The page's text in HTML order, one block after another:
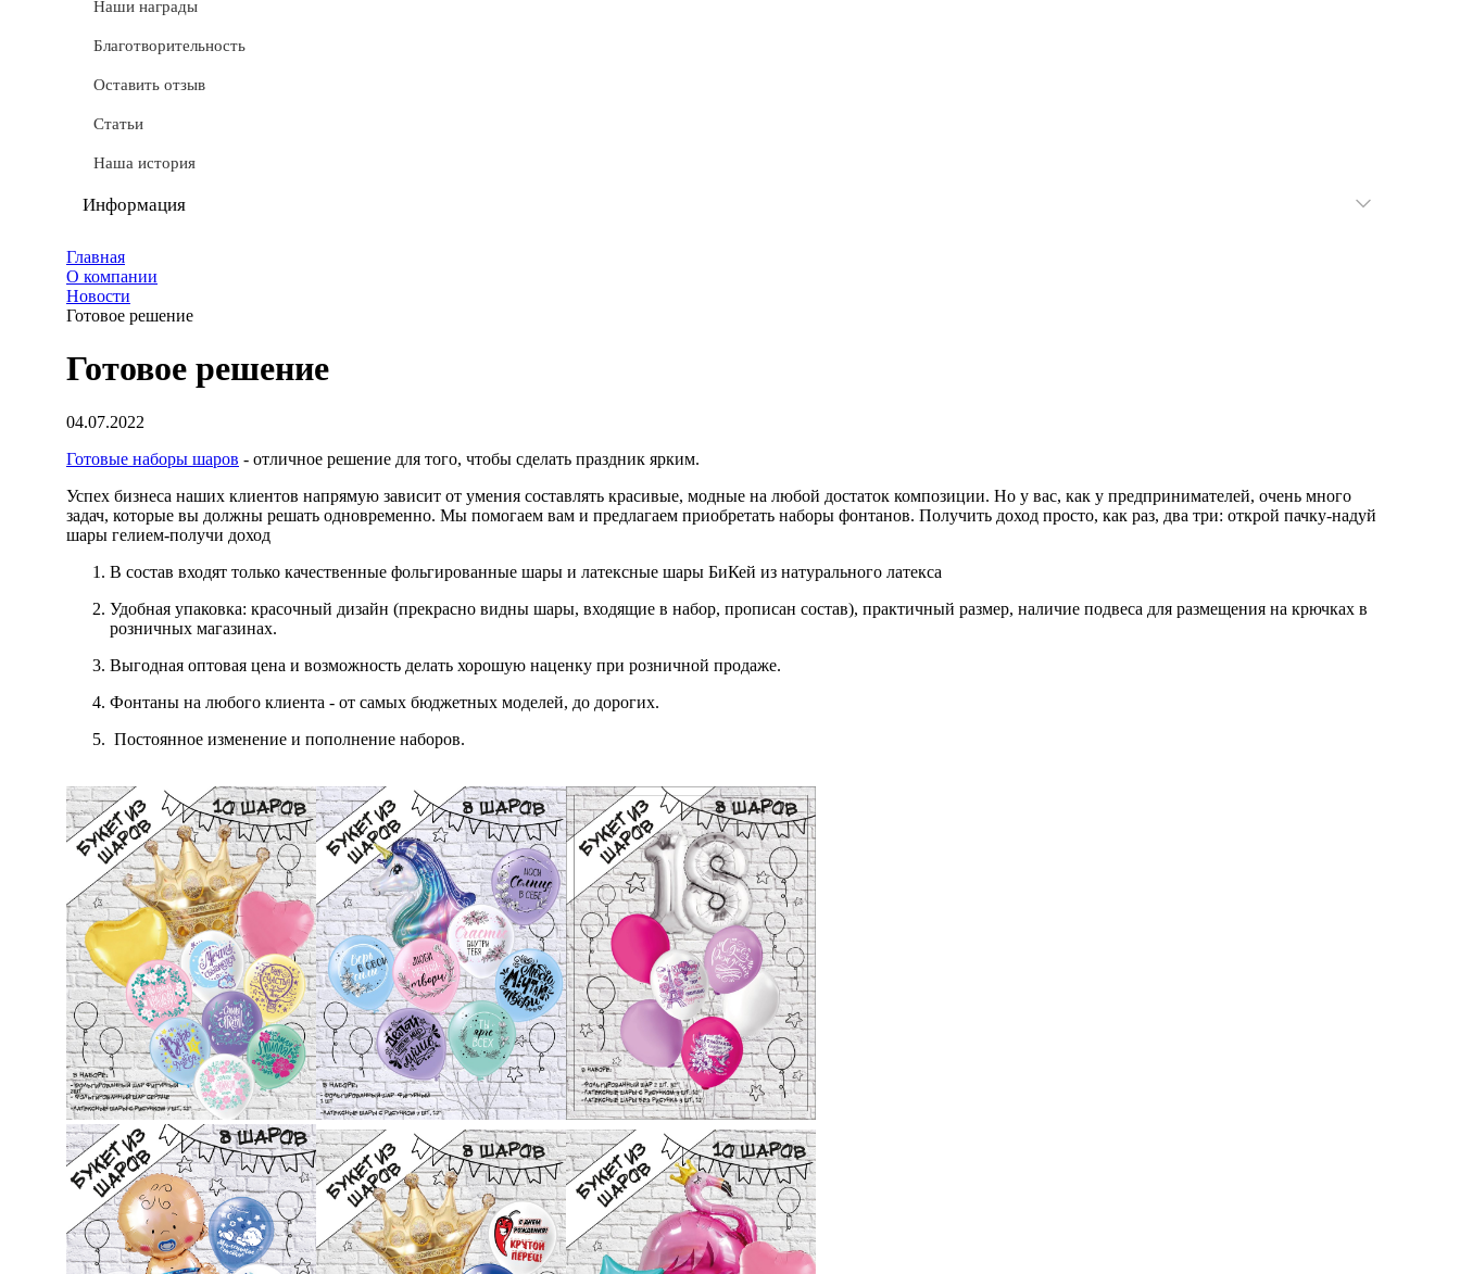
Доставка
Условные обозначения
Документы
Обмен и возврат
Частые вопросы
Наши награды
Благотворительность
Оставить отзыв
Статьи
Наша история
Информация
Мы используем cookie
Удаление аккаунта
Главная
О компании
Новости
Готовое решение
Готовое решение
04.07.2022
Готовые наборы шаров - отличное решение для того, чтобы сделать праздник ярким.
Успех бизнеса наших клиентов напрямую зависит от умения составлять красивые, модные на любой достаток композиции. Но у вас, как у предпринимателей, очень много
задач, которые вы должны решать одновременно. Мы помогаем вам и предлагаем приобретать наборы фонтанов. Получить доход просто, как раз, два три: открой пачку-надуй
шары гелием-получи доход
В состав входят только качественные фольгированные шары и латексные шары БиКей из натурального латекса
Удобная упаковка: красочный дизайн (прекрасно видны шары, входящие в набор, прописан состав), практичный размер, наличие подвеса для размещения на крючках в
розничных магазинах.
Выгодная оптовая цена и возможность делать хорошую наценку при розничной продаже.
Фонтаны на любого клиента - от самых бюджетных моделей, до дорогих.
Постоянное изменение и пополнение наборов.